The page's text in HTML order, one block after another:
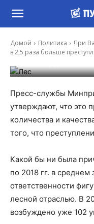
Домой Политика
При
в 2,5 раза больше
преступлений в
Пресс-службы
утверждают, что это
количества и
того, что
Какой бы ни была
по 2018 гг. в среднем
ответственности
лесной отраслью. В
возбуждено уже 102